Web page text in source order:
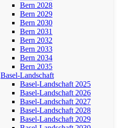
Bern 2028
Bern 2029
Bern 2030
Bern 2031
Bern 2032
Bern 2033
Bern 2034
Bern 2035
Basel-Landschaft
Basel-Landschaft 2025
Basel-Landschaft 2026
Basel-Landschaft 2027
Basel-Landschaft 2028
Basel-Landschaft 2029